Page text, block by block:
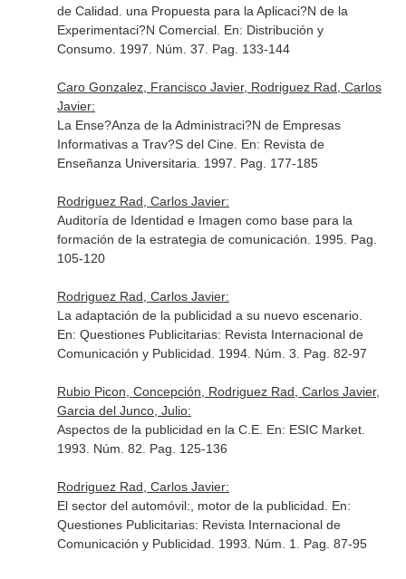
de Calidad. una Propuesta para la Aplicaci?N de la
Experimentaci?N Comercial. En: Distribución y
Consumo. 1997. Núm. 37. Pag. 133-144
Caro Gonzalez, Francisco Javier, Rodriguez Rad, Carlos
Javier:
La Ense?Anza de la Administraci?N de Empresas
Informativas a Trav?S del Cine. En: Revista de
Enseñanza Universitaria . 1997. Pag. 177-185
Rodriguez Rad, Carlos Javier:
Auditoría de Identidad e Imagen como base para la
formación de la estrategia de comunicación. 1995. Pag.
105-120
Rodriguez Rad, Carlos Javier:
La adaptación de la publicidad a su nuevo escenario.
En: Questiones Publicitarias: Revista Internacional de
Comunicación y Publicidad . 1994. Núm. 3. Pag. 82-97
Rubio Picon, Concepción, Rodriguez Rad, Carlos Javier,
Garcia del Junco, Julio:
Aspectos de la publicidad en la C.E. En: ESIC Market.
1993. Núm. 82. Pag. 125-136
Rodriguez Rad, Carlos Javier:
El sector del automóvil:, motor de la publicidad. En:
Questiones Publicitarias: Revista Internacional de
Comunicación y Publicidad . 1993. Núm. 1. Pag. 87-95